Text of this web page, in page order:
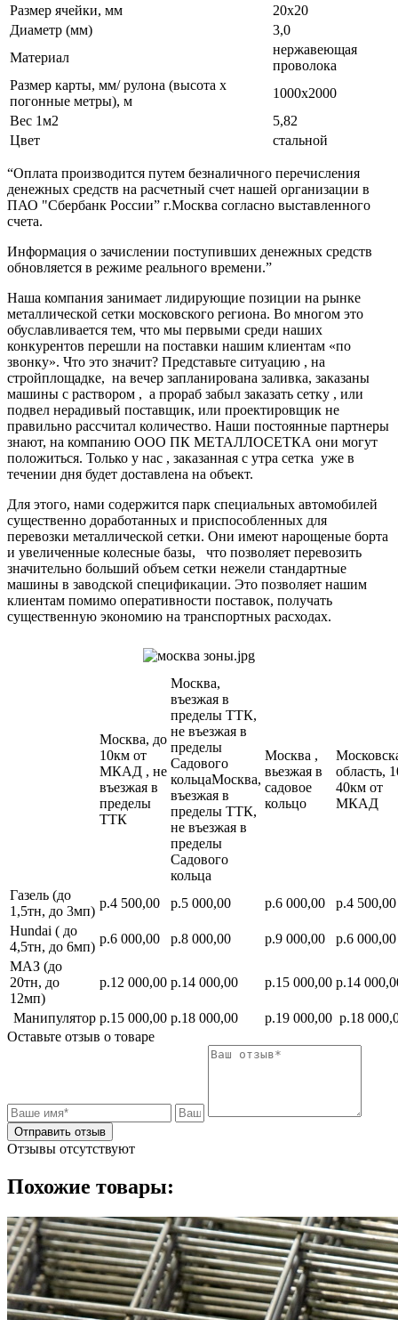
Размер ячейки, мм
20х20
Диаметр (мм)
3,0
Материал
нержавеющая
проволока
Размер карты, мм/ рулона (высота х
погонные метры), м
1000х2000
Вес 1м2
5,82
Цвет
стальной
“Оплата производится путем безналичного перечисления
денежных средств на расчетный счет нашей организации в
ПАО "Сбербанк России” г.Москва согласно выставленного
счета.
Информация о зачислении поступивших денежных средств
обновляется в режиме реального времени.”
Наша компания занимает лидирующие позиции на рынке
металлической сетки московского региона. Во многом это
обуславливается тем, что мы первыми среди наших
конкурентов перешли на поставки нашим клиентам «по
звонку». Что это значит? Представьте ситуацию , на
стройплощадке, на вечер запланирована заливка, заказаны
машины с раствором , а прораб забыл заказать сетку , или
подвел нерадивый поставщик, или проектировщик не
правильно рассчитал количество. Наши постоянные партнеры
знают, на компанию ООО ПК МЕТАЛЛОСЕТКА они могут
положиться. Только у нас , заказанная с утра сетка уже в
течении дня будет доставлена на объект.
Для этого, нами содержится парк специальных автомобилей
существенно доработанных и приспособленных для
перевозки металлической сетки. Они имеют нарощеные борта
и увеличенные колесные базы, что позволяет перевозить
значительно больший объем сетки нежели стандартные
машины в заводской спецификации. Это позволяет нашим
клиентам помимо оперативности поставок, получать
существенную экономию на транспортных расходах.
Москва, до
10км от
МКАД , не
въезжая в
пределы
ТТК
Москва,
въезжая в
пределы ТТК,
не въезжая в
пределы
Садового
кольцаМосква,
въезжая в
пределы ТТК,
не въезжая в
пределы
Садового
кольца
Москва ,
вьезжая в
садовое
кольцо
область,
40км от
МКАД
Газель (до
1,5тн, до 3мп)
р.4 500,00 р.5 000,00 р.6 000,00
р.4 500,00
Hundai ( до
4,5тн, до 6мп)
р.6 000,00 р.8 000,00 р.9 000,00
р.6 000,00
МАЗ (до
20тн, до
12мп)
р.12 000,00 р.14 000,00 р.15 000,00 р.14
Манипулятор р.15 000,00 р.18 000,00 р.19 000,00 р.18
Оставьте отзыв о товаре
Отправить отзыв
Отзывы отсутствуют
Похожие товары: